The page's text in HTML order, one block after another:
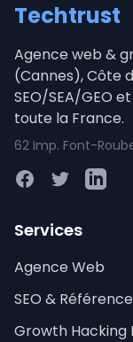
Techtrust
Agence web &
(Cannes), Côte
SEO/SEA/GEO
toute la France.
62 Imp. Font-
FacebookTwitterLinkedIn
Services
Agence Web
SEO &
Growth Hacking